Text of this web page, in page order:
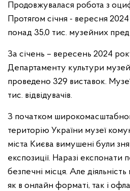
Продовжувалася робота з
Протягом січня - вересня
понад 35,0 тис. музейних
За січень – вересень 2024
Департаменту культури
проведено 329 виставок.
тис. відвідувачів.
З початком
територію України музеї
міста Києва вимушені були
експозиції. Наразі експонати
безпечні місця. Але
як в онлайн форматі, так і